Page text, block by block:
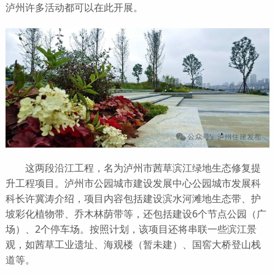
泸州许多活动都可以在此开展。
这两段沿江工程，名为泸州市茜草滨江绿地生态修复提
升工程项目。泸州市公园城市建设发展中心公园城市发展科
科长许冀涛介绍，项目内容包括建设滨水河滩地生态带、护
坡彩化植物带、乔木林荫带等，还包括建设6个节点公园（广
场）、2个停车场。按照计划，该项目还将串联一些滨江景
观，如茜草工业遗址、海观楼（暂未建）、国窖大桥登山栈
道等。